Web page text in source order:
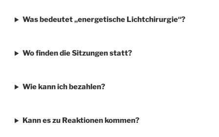
Was bedeutet „energetische Lichtchirurgie“?
Wo finden die Sitzungen statt?
Wie kann ich bezahlen?
Kann es zu Reaktionen kommen?